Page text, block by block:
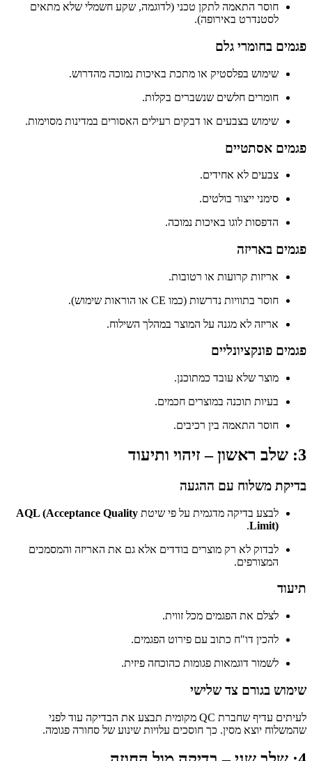
חוסר התאמה לתקן טכני (לדוגמה, שקע חשמלי שלא מתאים
לסטנדרט באירופה).
פגמים בחומרי גלם
שימוש בפלסטיק או מתכת באיכות נמוכה מהדרוש.
חומרים חלשים שנשברים בקלות.
שימוש בצבעים או דבקים רעילים האסורים במדינות מסוימות.
פגמים אסתטיים
צבעים לא אחידים.
סימני ייצור בולטים.
הדפסות לוגו באיכות נמוכה.
פגמים באריזה
אריזות קרועות או רטובות.
חוסר בתוויות נדרשות (כמו CE או הוראות שימוש).
אריזה לא מגנה על המוצר במהלך השילוח.
פגמים פונקציונליים
מוצר שלא עובד כמתוכנן.
בעיות תוכנה במוצרים חכמים.
חוסר התאמה בין רכיבים.
3: שלב ראשון – זיהוי ותיעוד
בדיקת משלוח עם ההגעה
לבצע בדיקה מדגמית על פי שיטת AQL (Acceptance Quality
Limit)
.
לבדוק לא רק מוצרים בודדים אלא גם את האריזה והמסמכים
המצורפים.
תיעוד
לצלם את הפגמים מכל זווית.
להכין דו"ח כתוב עם פירוט הפגמים.
לשמור דוגמאות פגומות כהוכחה פיזית.
שימוש בגורם צד שלישי
לעיתים עדיף שחברת QC מקומית תבצע את הבדיקה עוד לפני
שהמשלוח יוצא מסין. כך חוסכים עלויות שינוע של סחורה פגומה.